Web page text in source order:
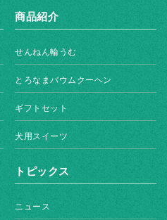
商品紹介
せんねん輪うむ
とろなまバウムクーヘン
ギフトセット
犬用スイーツ
トピックス
ニュース